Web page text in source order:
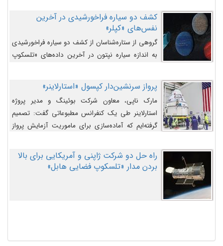
کشف دو سیاره فراخورشیدی در آخرین
نفس‌های «کپلر»
گروهی از ستاره‌شناسان از کشف دو سیاره فراخورشیدی
به اندازه سیاره نپتون در آخرین داده‌های «تلسکوپ
پرواز سرنشین‌دار کپسول «استارلاینر»
مارک ناپی، معاون شرکت بوئینگ و مدیر پروژه
استارلاینر طی یک کنفرانس مطبوعاتی گفت: تصمیم
گرفته‌ایم که آماده‌سازی برای ماموریت آزمایش پرواز
اصلاح کنیم.
راه حل دو شرکت ژاپنی و آمریکایی برای بالا
بردن مدار «تلسکوپ فضایی هابل»